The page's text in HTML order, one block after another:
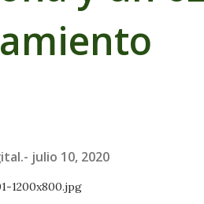
julio 10, 2020